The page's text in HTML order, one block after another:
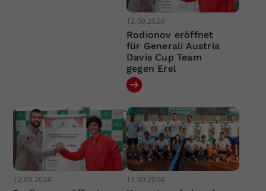
12.09.2024
Rodionov eröffnet
für Generali Austria
Davis Cup Team
gegen Erel
12.09.2024 11.09.2024